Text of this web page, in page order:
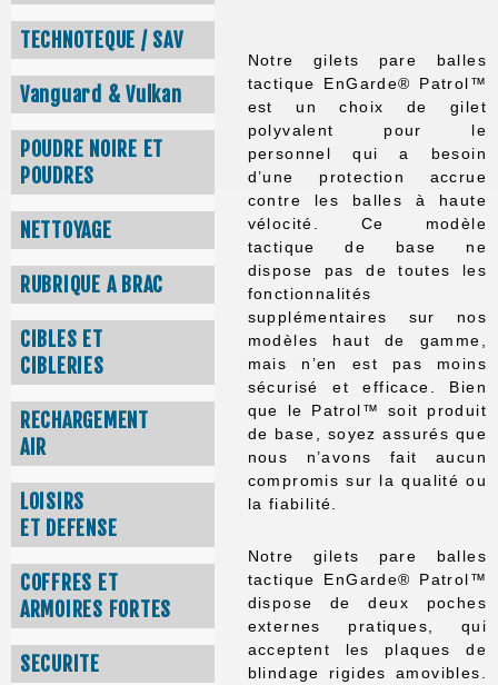
TECHNOTEQUE / SAV
Vanguard & Vulkan
POUDRE NOIRE ET
POUDRES
NETTOYAGE
RUBRIQUE A BRAC
CIBLES ET
CIBLERIES
RECHARGEMENT
AIR
LOISIRS
ET DEFENSE
COFFRES ET
ARMOIRES FORTES
SECURITE
Notre gilets pare balles
tactique EnGarde® Patrol™
est un choix de gilet
polyvalent pour le
personnel qui a besoin
d’une protection accrue
contre les balles à haute
vélocité. Ce modèle
tactique de base ne
dispose pas de toutes les
fonctionnalités
supplémentaires sur nos
modèles haut de gamme,
mais n’en est pas moins
sécurisé et efficace. Bien
que le Patrol™ soit produit
de base, soyez assurés que
nous n’avons fait aucun
compromis sur la qualité ou
la fiabilité.
Notre gilets pare balles
tactique EnGarde® Patrol™
dispose de deux poches
externes pratiques, qui
acceptent les plaques de
blindage rigides amovibles.